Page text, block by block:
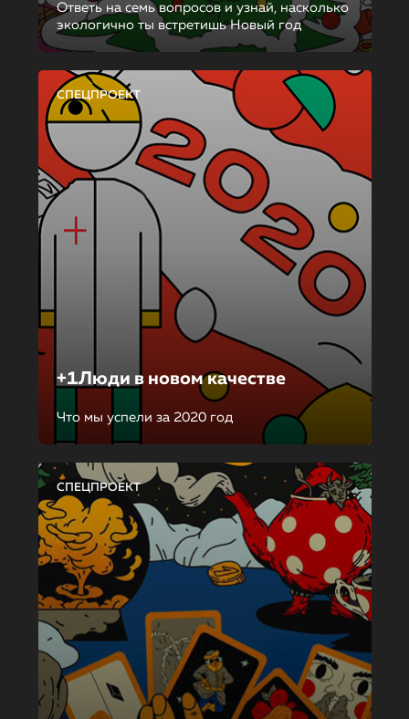
Ответь на семь вопросов и узнай, насколько
экологично ты встретишь Новый год
СПЕЦПРОЕКТ
+1Люди в новом качестве
Что мы успели за 2020 год
СПЕЦПРОЕКТ